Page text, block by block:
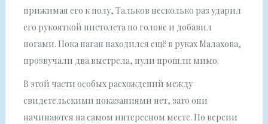
прижимая его к полу, Тальков несколько раз ударил
его рукояткой пистолета по голове и добавил
ногами. Пока наган находился ещё в руках Малахова,
прозвучали два выстрела, пули прошли мимо.
В этой части особых расхождений между
свидетельскими показаниями нет, зато они
начинаются на самом интересном месте. По версии